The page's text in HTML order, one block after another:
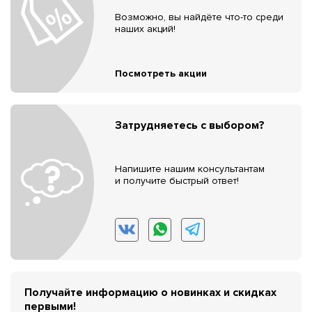
Возможно, вы найдёте что-то среди
наших акций!
Посмотреть акции
Затрудняетесь с выбором?
Напишите нашим консультантам
и получите быстрый ответ!
Получайте информацию о новинках и скидках
первыми!